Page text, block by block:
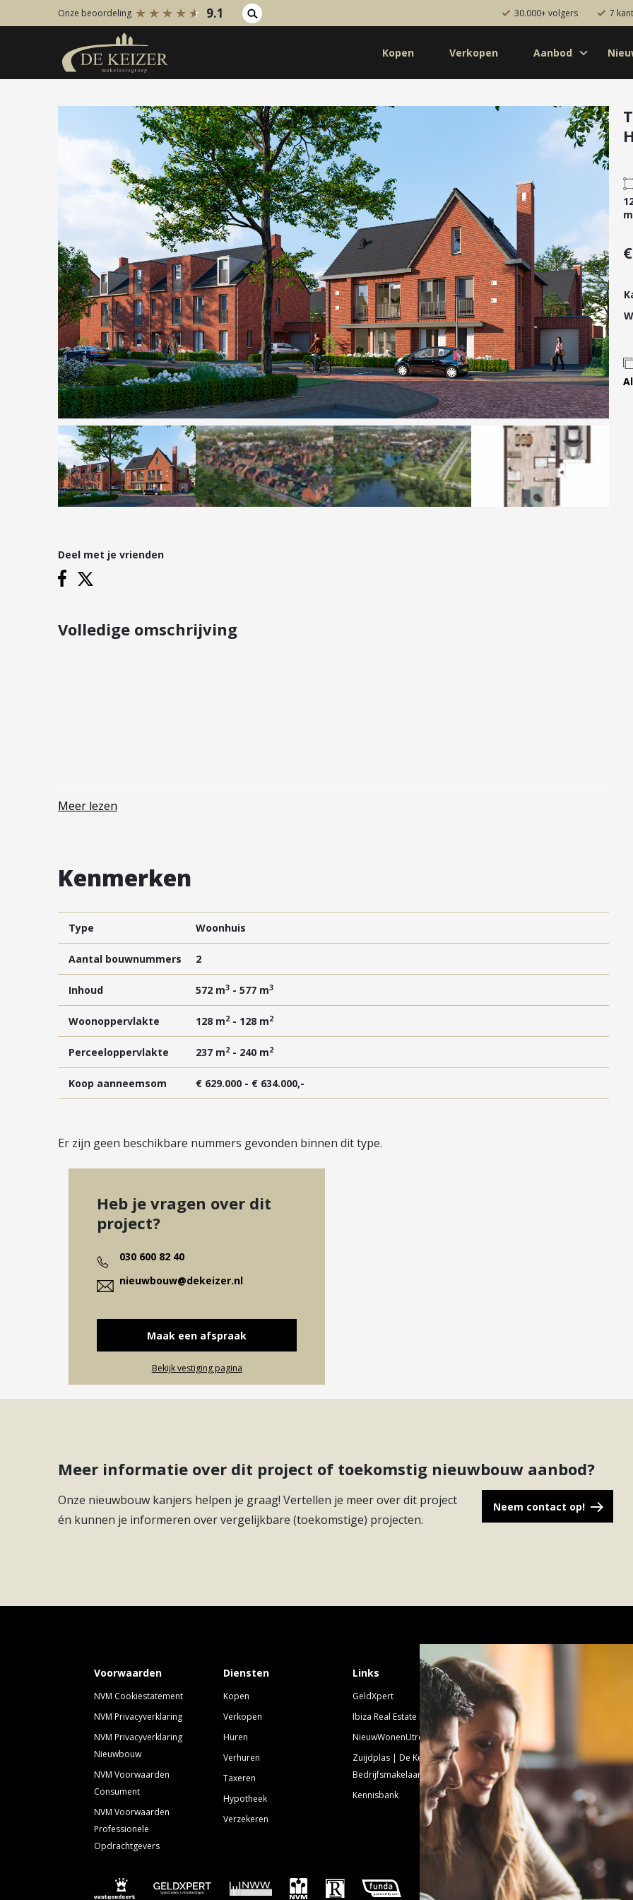
Koopaanbod
Bestaande bouw
Internationaal
Nieuwbouw
Bedrijfsaanbod
Huuraanbod
Bestaande bouw
Internationaal
Nieuwbouw
Bedrijfsaanbod
Diensten
Verhuren
Taxeren
Verzekeren
Hypotheken
Hypotheekadvies
Hypotheek oversluiten
Hypotheek verhogen
Starterslening
Financiële check
Banken
Duurzame hypotheek
Reviews Contact
Vestigingen
Vestiging Vleuten-De Meern en
Onze beoordeling 9.1 30.000+ volgers 7
Kopen Verkopen Aanbod
m
Deel met je vrienden
Volledige omschrijving
Meer lezen
Kenmerken
Type Woonhuis
Aantal bouwnummers 2
Inhoud 572 m3 - 577 m3
Woonoppervlakte 128 m2 - 128 m2
Perceeloppervlakte 237 m2 - 240 m2
Koop aanneemsom € 629.000 - € 634.000,-
Er zijn geen beschikbare nummers gevonden binnen dit type.
Heb je vragen over dit
project?
030 600 82 40
nieuwbouw@dekeizer.nl
Maak een afspraak
Bekijk vestiging pagina
Meer informatie over dit project of toekomstig nieuwbouw aanbod?
Onze nieuwbouw kanjers helpen je graag! Vertellen je meer over dit project
én kunnen je informeren over vergelijkbare (toekomstige) projecten.
Neem contact op!
Voorwaarden
NVM Cookiestatement
NVM Privacyverklaring
NVM Privacyverklaring
Nieuwbouw
NVM Voorwaarden
Consument
NVM Voorwaarden
Professionele
Opdrachtgevers
Diensten
Kopen
Verkopen
Huren
Verhuren
Taxeren
Hypotheek
Verzekeren
Links
GeldXpert
Ibiza Real Estate BDK
NieuwWonenUtrecht
Zuijdplas | De Keizer
Bedrijfsmakelaars
Kennisbank
Schrijf je in voor
Nieuwsbrief Nieuwbouw
Emailadres:
Volg ons!